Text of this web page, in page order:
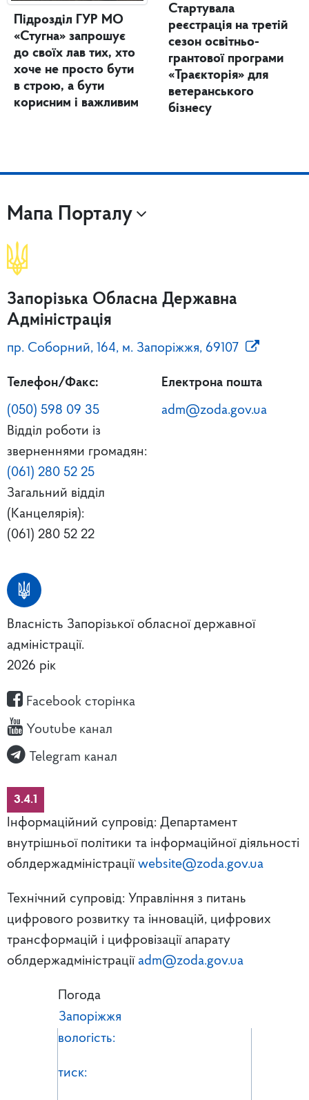
Підрозділ ГУР МО
«Стугна» запрошує
до своїх лав тих, хто
хоче не просто бути
в строю, а бути
корисним і важливим
Стартувала
реєстрація на третій
сезон освітньо-
грантової програми
«Траєкторія» для
ветеранського
бізнесу
Мапа Порталу
Запорізька Обласна Державна
Адміністрація
пр. Соборний, 164, м. Запоріжжя, 69107
Телефон/Факс:
(050) 598 09 35
Відділ роботи із
зверненнями громадян:
(061) 280 52 25
Загальний відділ
(Канцелярія):
(061) 280 52 22
Електрона пошта
adm@zoda.gov.ua
Власність Запорізької обласної державної
адміністрації.
2026 рік
Facebook сторінка
Youtube канал
Telegram канал
3.4.1
Інформаційний супровід: Департамент
внутрішньої політики та інформаційної діяльності
облдержадміністрації website@zoda.gov.ua
Технічний супровід: Управління з питань
цифрового розвитку та інновацій, цифрових
трансформацій і цифровізації апарату
облдержадміністрації adm@zoda.gov.ua
Погода
Запоріжжя
вологість:
тиск: